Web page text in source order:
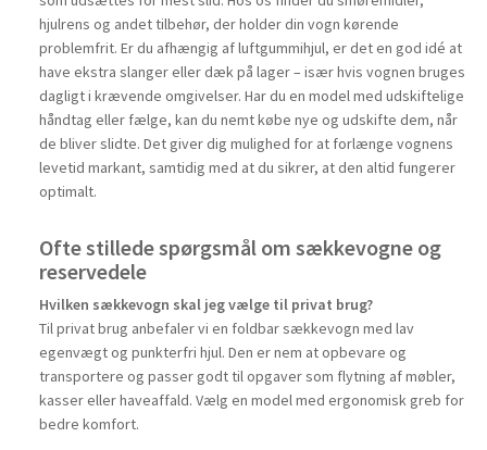
hjulrens og andet tilbehør, der holder din vogn kørende
problemfrit. Er du afhængig af luftgummihjul, er det en god idé at
have ekstra slanger eller dæk på lager – især hvis vognen bruges
dagligt i krævende omgivelser. Har du en model med udskiftelige
håndtag eller fælge, kan du nemt købe nye og udskifte dem, når
de bliver slidte. Det giver dig mulighed for at forlænge vognens
levetid markant, samtidig med at du sikrer, at den altid fungerer
optimalt.
Ofte stillede spørgsmål om sækkevogne og
reservedele
Hvilken sækkevogn skal jeg vælge til privat brug?
Til privat brug anbefaler vi en foldbar sækkevogn med lav
egenvægt og punkterfri hjul. Den er nem at opbevare og
transportere og passer godt til opgaver som flytning af møbler,
kasser eller haveaffald. Vælg en model med ergonomisk greb for
bedre komfort.